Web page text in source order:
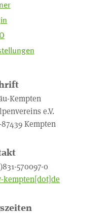
Kempten
e.V.
Kempten
570097-0
kempten[dot]de